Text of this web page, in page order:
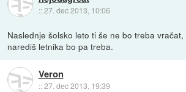
::27. dec 2013, 10:06
Naslednje šolsko leto ti še ne bo treba
narediš letnika bo pa treba.
Veron
::27. dec 2013, 19:39